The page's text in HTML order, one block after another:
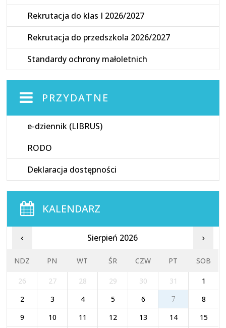
Rekrutacja do klas I 2026/2027
Rekrutacja do przedszkola 2026/2027
Standardy ochrony małoletnich
PRZYDATNE
e-dziennik (LIBRUS)
RODO
Deklaracja dostępności
KALENDARZ
‹ Sierpień 2026 ›
NDZ PN WT ŚR CZW PT SOB
26 27 28 29 30 31
1
2
3 4 5 6 7
8
9
10 11 12 13 14
15